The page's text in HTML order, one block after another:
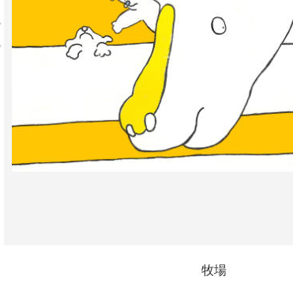
牧場